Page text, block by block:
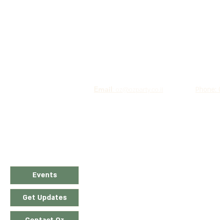
Events
Get Updates